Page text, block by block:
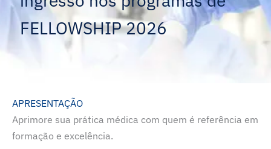
FELLOWSHIP 2026
APRESENTAÇÃO
Aprimore sua prática médica com quem é referência em
formação e excelência.